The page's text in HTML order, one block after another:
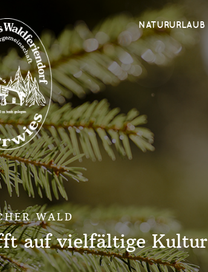
NATURURLAUB
WALD
auf vielfältige Kultur